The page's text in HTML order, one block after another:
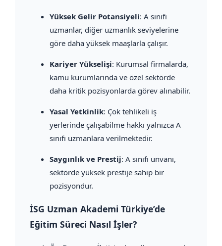
Yüksek Gelir Potansiyeli: A sınıfı
uzmanlar, diğer uzmanlık seviyelerine
göre daha yüksek maaşlarla çalışır.
Kariyer Yükselişi: Kurumsal firmalarda,
kamu kurumlarında ve özel sektörde
daha kritik pozisyonlarda görev alınabilir.
Yasal Yetkinlik: Çok tehlikeli iş
yerlerinde çalışabilme hakkı yalnızca A
sınıfı uzmanlara verilmektedir.
Saygınlık ve Prestij: A sınıfı unvanı,
sektörde yüksek prestije sahip bir
pozisyondur.
İSG Uzman Akademi Türkiye’de
Eğitim Süreci Nasıl İşler?